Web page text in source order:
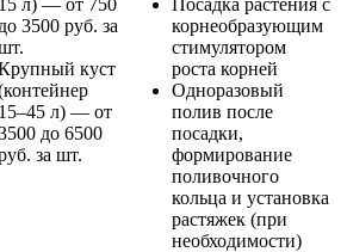
до 3500 руб. за
куст
15–45 л) — от
до 6500
за шт.
корнеобразующим
стимулятором
роста корней
Одноразовый
полив после
посадки,
формирование
поливочного
кольца и установка
растяжек (при
необходимости)